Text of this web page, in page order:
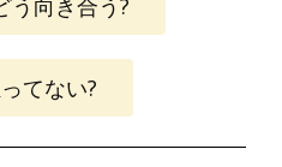
う向き合う?
てない?